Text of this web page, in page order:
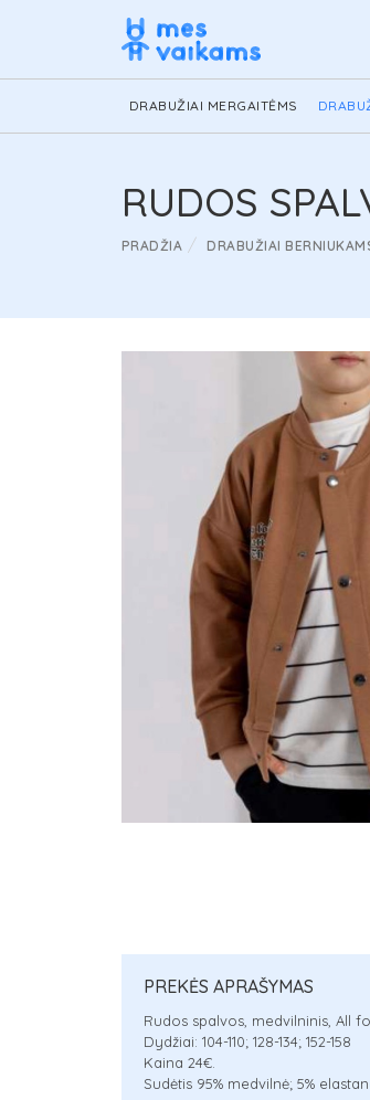
DRABUŽIAI MERGAITĖMS
RUDOS
PRADŽIA DRABUŽIAI
PREKĖS APRAŠYMAS
Rudos spalvos, medvilninis, All
Dydžiai: 104-110; 128-134; 152-158
Kaina 24€.
Sudėtis 95% medvilnė; 5%